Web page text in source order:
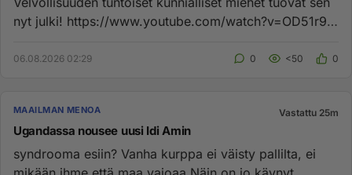
nyt julki! https://www.youtube.com/watch?v=OD51r9-
06.08.2026 02:29 0 <50 0
MAAILMAN MENOA Vastattu 25m
Ugandassa nousee uusi Idi Amin
syndrooma esiin? Vanha kurppa ei väisty pallilta, ei